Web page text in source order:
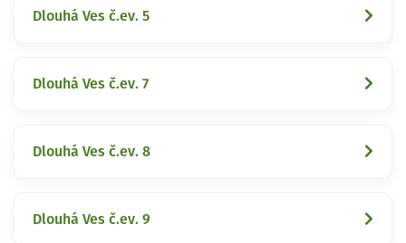
Dlouhá Ves č.ev. 5
Dlouhá Ves č.ev. 7
Dlouhá Ves č.ev. 8
Dlouhá Ves č.ev. 9